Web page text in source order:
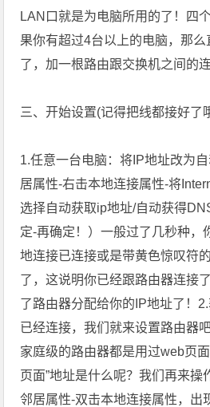
LAN口就是为电脑所用的了！四
果你有超过4台以上的电脑，那
了，加一根路由跟交换机之间的
三、开始设置(记得把线都接好了
1.任意一台电脑：将IP地址改为
居属性-右击本地连接属性-将
选择自动获取ip地址/自动获得
定-再确定！）一般过了几秒种，
地连接已连接或是带黄色惊叹符
了，这说明你已经跟路由器连接
了路由器分配给你的IP地址了！
已经连接，我们就来设置路由器
家庭级的路由器都是用过web页
页面”地址是什么呢？我们再来操
邻居属性-双击本地连接属性，出